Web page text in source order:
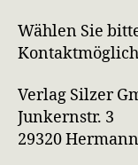
Wählen Sie
Verlag Silzer
Junkernstr. 3
29320